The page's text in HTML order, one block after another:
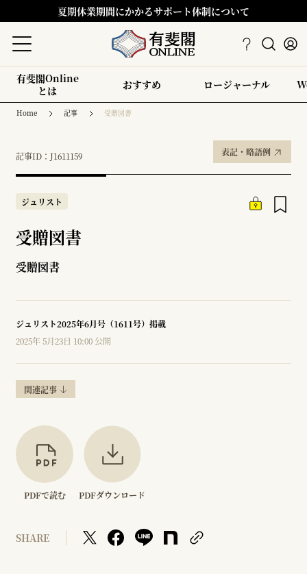
夏期休業期間にかかるサポート体制について
有斐閣Online
とは
おすすめ ロージャーナル
Home 記事 受贈図書
記事ID：J1611159 表記・略語例
ジュリスト
受贈図書
受贈図書
ジュリスト2025年6月号（1611号）掲載
2025年 5月23日 10:00 公開
関連記事
PDFで読む PDFダウンロード
SHARE